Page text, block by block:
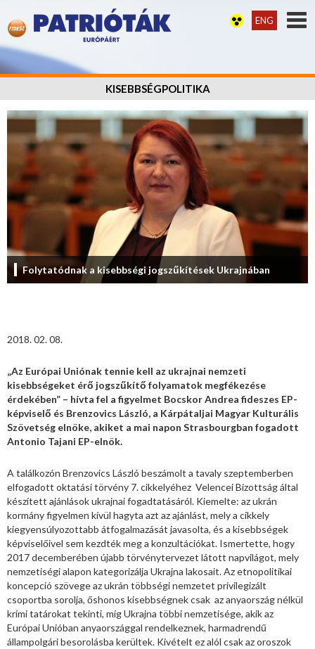
ENG
KISEBBSÉGPOLITIKA
Folytatódnak a kisebbségi jogszűkítések Ukrajnában
2018. 02. 08.
„Az Európai Uniónak tennie kell az ukrajnai nemzeti
kisebbségeket érő jogszűkítő folyamatok megfékezése
érdekében” – hívta fel a figyelmet Bocskor Andrea fideszes EP-
képviselő és Brenzovics László, a Kárpátaljai Magyar Kulturális
Szövetség elnöke, akiket a mai napon Strasbourgban fogadott
Antonio Tajani EP-elnök.
A találkozón Brenzovics László beszámolt a tavaly szeptemberben
elfogadott oktatási törvény 7. cikkelyéhez Velencei Bizottság által
készített ajánlások ukrajnai fogadtatásáról. Kiemelte: az ukrán
kormány figyelmen kívül hagyta azt az ajánlást, mely a cikkely
kiegyensúlyozottabb átfogalmazását javasolta, és a kisebbségek
képviselőivel sem kezdték meg a konzultációkat. Ismertette, hogy
2017 decemberében újabb törvénytervezet látott napvilágot, mely
nemzetiségi alapon kategorizálja Ukrajna lakosait. Az etnopolitikai
koncepció szövege az ukrán többségi nemzetet privilegizált
csoportba sorolja, őshonos kisebbségnek csak az anyaország nélkül
krími tatárokat tekinti, míg Ukrajna többi nemzetisége, akik az
Európai Unióban anyaországgal rendelkeznek, harmadrendű
állampolgári besorolásba kerültek. Kivételt ez alól csak az oroszok